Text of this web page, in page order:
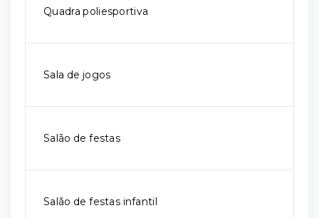
Quadra poliesportiva
Sala de jogos
Salão de festas
Salão de festas infantil